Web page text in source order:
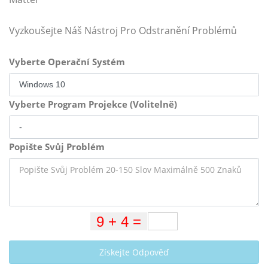
Vyzkoušejte Náš Nástroj Pro Odstranění Problémů
Vyberte Operační Systém
Vyberte Program Projekce (Volitelně)
Popište Svůj Problém
Získejte Odpověď